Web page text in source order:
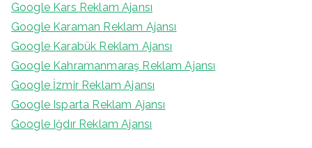
Google Kars Reklam Ajansı
Google Karaman Reklam Ajansı
Google Karabük Reklam Ajansı
Google Kahramanmaraş Reklam Ajansı
Google İzmir Reklam Ajansı
Google Isparta Reklam Ajansı
Google Iğdır Reklam Ajansı